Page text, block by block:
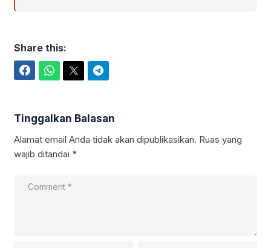
Share this:
Tinggalkan Balasan
Alamat email Anda tidak akan dipublikasikan. Ruas yang
wajib ditandai *